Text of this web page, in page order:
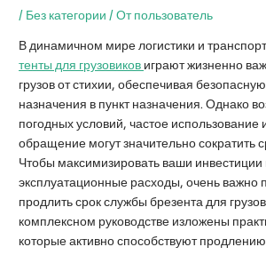
/ Без категории / Отпользователь
В динамичном мире логистики и
тенты для грузовиков играют жизненно
грузов от стихии, обеспечивая
назначения в пункт назначения. Однако
погодных условий, частое использование
обращение могут значительно сократить
Чтобы максимизировать ваши
эксплуатационные расходы, очень важно
продлить срок службы брезента для
комплексном руководстве изложены
которые активно способствуют